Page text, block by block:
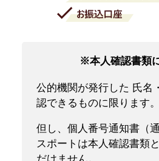
※本人確認書類
公的機関が発行した 氏名
認できるものに限ります。
但し、個人番号通知書（
スポートは本人確認書類